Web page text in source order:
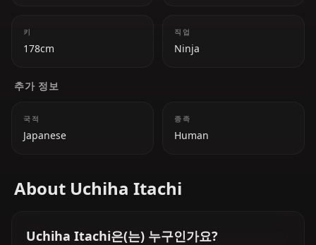
키
178cm
직업
Ninja
추가 정보
국적
Japanese
종족
Human
About Uchiha Itachi
Uchiha Itachi은(는) 누구인가요?